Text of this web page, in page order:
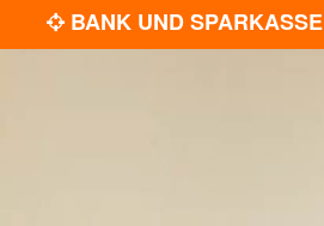
BANK UND SPARKASSE